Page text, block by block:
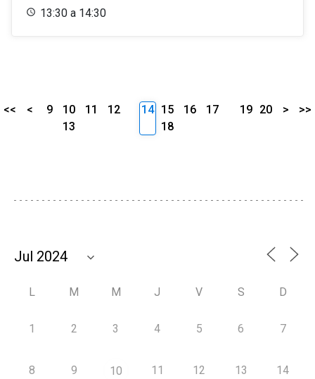
13:30 a 14:30
<< < 9 10 11
12
13
14 15 16
17
18
19 20 > >>
L M M J V S D
1 2 3 4 5 6 7
8 9 10 11 12 13 14